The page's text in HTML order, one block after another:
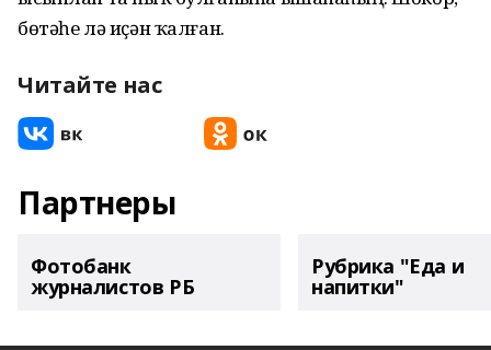
бөтәһе лә иҫән ҡалған.
Читайте нас
Партнеры
Фотобанк
журналистов РБ
Рубрика "Еда и
напитки"